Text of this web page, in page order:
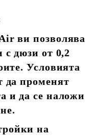
ви позволява
с дюзи от 0,2
Условията
да променят
и да се наложи
на